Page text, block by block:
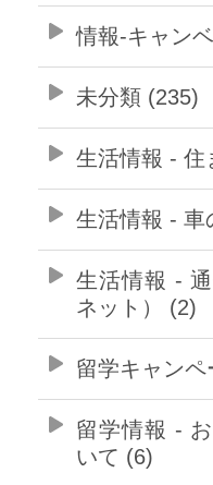
情報-キャン
未分類 (235)
生活情報 - 住
生活情報 - 車
生活情報 -
ネット） (2)
留学キャン
留学情報 -
いて (6)